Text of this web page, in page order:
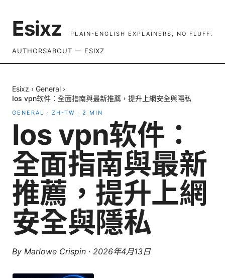
Esixz PLAIN-ENGLISH EXPLAINERS, NO FLUFF.
AUTHORSABOUT — ESIXZ
Esixz › General ›
Ios vpn软件：全面指南與最新推薦，提升上網安全與隱私
GENERAL · ZH-TW · 2 MIN
Ios vpn软件：
全面指南與最新
推薦，提升上網
安全與隱私
By Marlowe Crispin · 2026年4月13日